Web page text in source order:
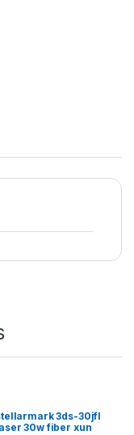
3ds-30jfl
30w fiber xun